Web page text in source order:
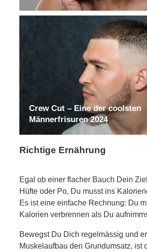
Crew Cut – Eine der coolsten
Männerfrisuren 2024
Richtige Ernährung
Egal ob einer flacher Bauch Dein
Hüfte oder Po, Du musst ins
Es ist eine einfache Rechnung: Du
Kalorien verbrennen als Du
Bewegst Du Dich regelmässig und
Muskelaufbau den Grundumsatz, ist